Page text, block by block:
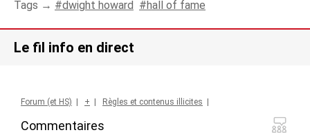
Tags → dwight howard hall of fame
Le fil info en direct
Commentaires
Forum (et HS) | + | Règles et contenus illicites |